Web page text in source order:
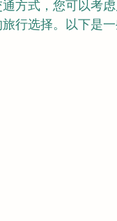
方式，您可以考
行选择。以下是